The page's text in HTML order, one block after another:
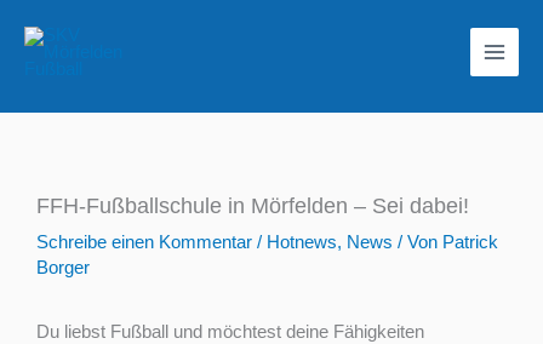
Inhalt
FFH-Fußballschule in Mörfelden – Sei dabei!
Schreibe einen Kommentar / Hotnews, News / Von Patrick
Borger
Du liebst Fußball und möchtest deine Fähigkeiten